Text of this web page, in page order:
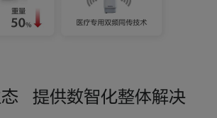
态 提供数智化整体解决